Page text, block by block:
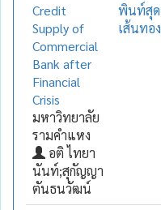
Credit
Supply of
Commercial
Bank after
Financial
Crisis
มหาวิทยาลัย
รามคำแหง
อติ ไทยา
นันท์;สุกัญญา
ตันธนวัฒน์
พินท์สุด
เส้นทอง